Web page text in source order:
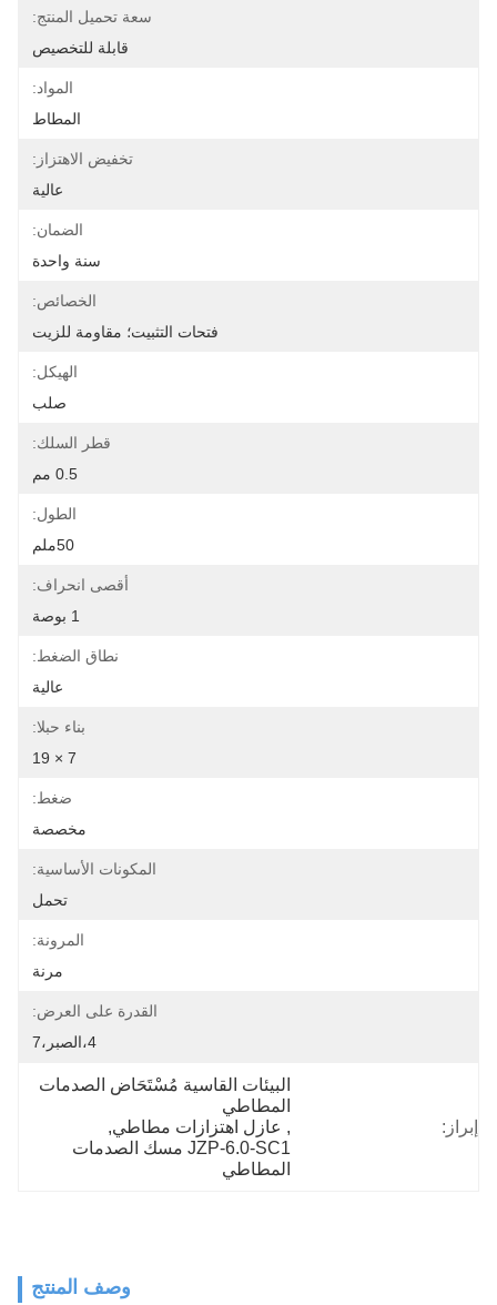
سعة تحميل المنتج:
قابلة للتخصيص
المواد:
المطاط
تخفيض الاهتزاز:
عالية
الضمان:
سنة واحدة
الخصائص:
فتحات التثبيت؛ مقاومة للزيت
الهيكل:
صلب
قطر السلك:
0.5 مم
الطول:
50ملم
أقصى انحراف:
نطاق الضغط:
عالية
بناء حبلا:
ضغط:
مخصصة
المكونات الأساسية:
تحمل
المرونة:
مرنة
القدرة على العرض:
4،الصبر،7
إبراز:
البيئات القاسية مُسْتَحَاض الصدمات
المطاطي
, عازل اهتزازات مطاطي ,
JZP-6.0-SC1 مسك الصدمات
المطاطي
وصف المنتج